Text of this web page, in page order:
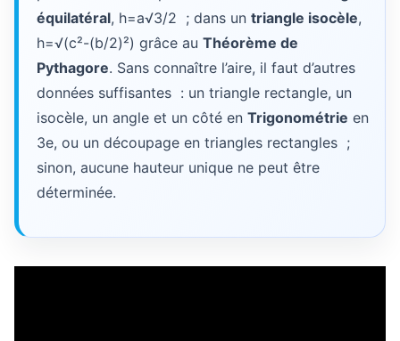
équilatéral, h=a√3/2 ; dans un triangle isocèle,
h=√(c²-(b/2)²) grâce au Théorème de
Pythagore. Sans connaître l’aire, il faut d’autres
données suffisantes : un triangle rectangle, un
isocèle, un angle et un côté en Trigonométrie en
3e, ou un découpage en triangles rectangles ;
sinon, aucune hauteur unique ne peut être
déterminée.